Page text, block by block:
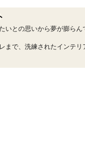
いとの思いから夢が膨らん
まで、洗練されたインテリ